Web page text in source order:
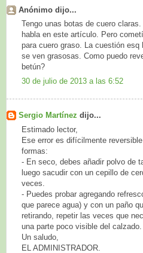
Anónimo dijo...
Tengo unas botas de cuero
habla en este artículo. Pero
para cuero graso. La cuestión
se ven grasosas. Como puedo
betún?
30 de julio de 2013 a las 6:52
Sergio Martínez dijo...
Estimado lector,
Ese error es difícilmente
formas:
- En seco, debes añadir polvo de
luego sacudir con un cepillo de
veces.
- Puedes probar agregando
que parece agua) y con un paño
retirando, repetir las veces que
una parte poco visible del calzado.
Un saludo,
EL ADMINISTRADOR.